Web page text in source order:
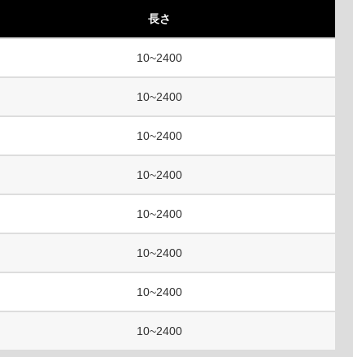
長さ
10~2400
10~2400
10~2400
10~2400
10~2400
10~2400
10~2400
10~2400